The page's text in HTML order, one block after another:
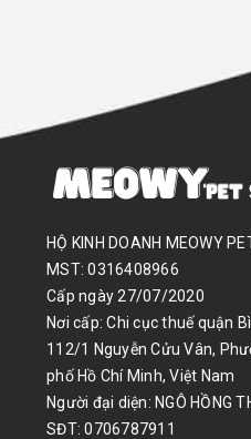
HỘ KINH DOANH MEOWY
MST: 0316408966
Cấp ngày 27/07/2020
Nơi cấp: Chi cục thuế quận
112/1 Nguyễn Cửu Vân,
phố Hồ Chí Minh, Việt Nam
Người đại diện: NGÔ HỒNG
SĐT: 0706787911